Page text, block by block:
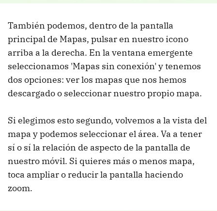
También podemos, dentro de la pantalla
principal de Mapas, pulsar en nuestro icono
arriba a la derecha. En la ventana emergente
seleccionamos 'Mapas sin conexión' y tenemos
dos opciones: ver los mapas que nos hemos
descargado o seleccionar nuestro propio mapa.
Si elegimos esto segundo, volvemos a la vista del
mapa y podemos seleccionar el área. Va a tener
sí o sí la relación de aspecto de la pantalla de
nuestro móvil. Si quieres más o menos mapa,
toca ampliar o reducir la pantalla haciendo
zoom.